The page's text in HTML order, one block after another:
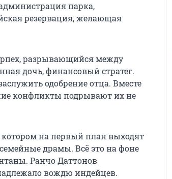
парка,
резервация, желающая
разрывающийся между
дочь, финансовый стратег.
одобрение отца. Вместе
конфликты подрывают их не
на первый план выходят
драмы. Всё это на фоне
Ранчо Даттонов
вождю индейцев.